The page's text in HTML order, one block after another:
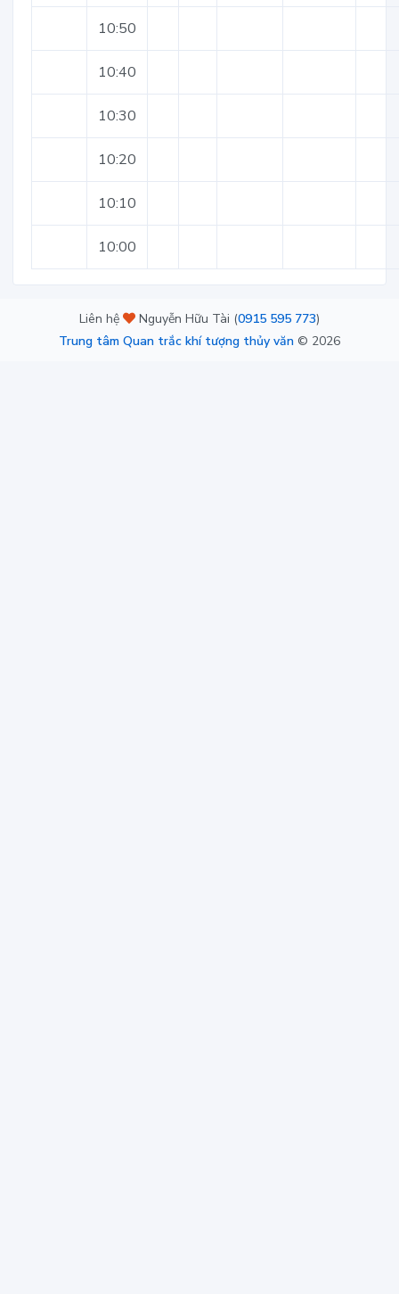
10:50
10:40
10:30
10:20
10:10
10:00
Liên hệ Nguyễn Hữu Tài (0915 595 773)
Trung tâm Quan trắc khí tượng thủy văn © 2026